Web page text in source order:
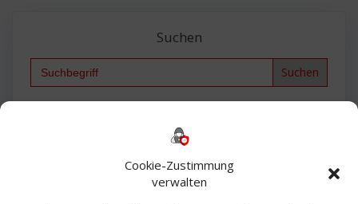
Cookie-Zustimmung
verwalten
Suchen
Search
Bautagebuch
Exchange firewall Fritzbox
Microsoft